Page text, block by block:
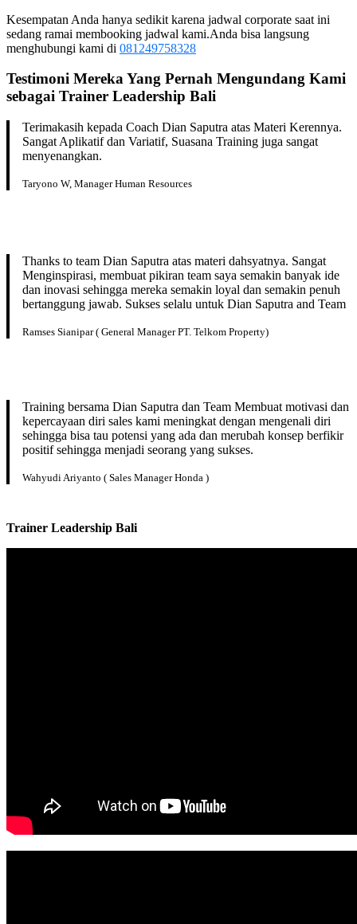
Kesempatan Anda hanya sedikit karena jadwal corporate saat ini
sedang ramai membooking jadwal kami.Anda bisa langsung
menghubungi kami di 081249758328
Testimoni Mereka Yang Pernah Mengundang Kami
sebagai Trainer Leadership Bali
Terimakasih kepada Coach Dian Saputra atas Materi Kerennya.
Sangat Aplikatif dan Variatif, Suasana Training juga sangat
menyenangkan.
Taryono W, Manager Human Resources
Thanks to team Dian Saputra atas materi dahsyatnya. Sangat
Menginspirasi, membuat pikiran team saya semakin banyak ide
dan inovasi sehingga mereka semakin loyal dan semakin penuh
bertanggung jawab. Sukses selalu untuk Dian Saputra and Team
Ramses Sianipar ( General Manager PT. Telkom Property)
Training bersama Dian Saputra dan Team Membuat motivasi dan
kepercayaan diri sales kami meningkat dengan mengenali diri
sehingga bisa tau potensi yang ada dan merubah konsep berfikir
positif sehingga menjadi seorang yang sukses.
Wahyudi Ariyanto ( Sales Manager Honda )
Trainer Leadership Bali